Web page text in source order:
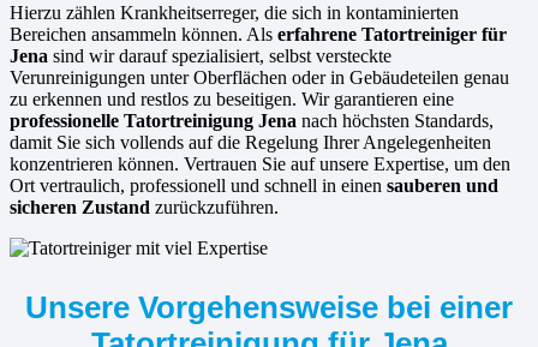
Hierzu zählen Krankheitserreger, die sich in kontaminierten
Bereichen ansammeln können. Als erfahrene Tatortreiniger für
Jena sind wir darauf spezialisiert, selbst versteckte
Verunreinigungen unter Oberflächen oder in Gebäudeteilen genau
zu erkennen und restlos zu beseitigen. Wir garantieren eine
professionelle Tatortreinigung Jena nach höchsten Standards,
damit Sie sich vollends auf die Regelung Ihrer Angelegenheiten
konzentrieren können. Vertrauen Sie auf unsere Expertise, um den
Ort vertraulich, professionell und schnell in einen sauberen und
sicheren Zustand zurückzuführen.
Unsere Vorgehensweise bei einer